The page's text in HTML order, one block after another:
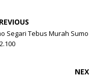
Segari Tebus Murah